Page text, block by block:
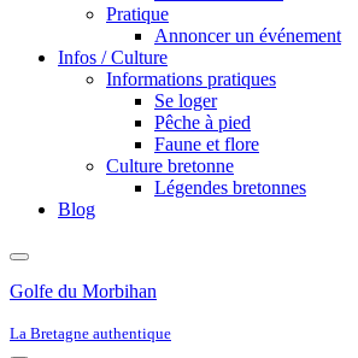
Pratique
Annoncer un événement
Infos / Culture
Informations pratiques
Se loger
Pêche à pied
Faune et flore
Culture bretonne
Légendes bretonnes
Blog
Golfe du Morbihan
La Bretagne authentique